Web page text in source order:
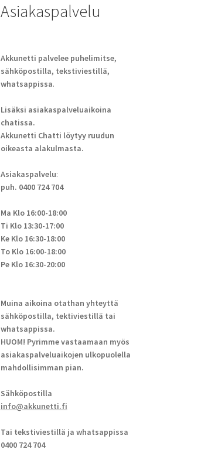
Asiakaspalvelu
Akkunetti palvelee puhelimitse,
sähköpostilla, tekstiviestillä,
whatsappissa.
Lisäksi asiakaspalveluaikoina
chatissa.
Akkunetti Chatti löytyy ruudun
oikeasta alakulmasta.
Asiakaspalvelu:
puh. 0400 724 704
Ma Klo 16:00-18:00
Ti Klo 13:30-17:00
Ke Klo 16:30-18:00
To Klo 16:00-18:00
Pe Klo 16:30-20:00
Muina aikoina otathan yhteyttä
sähköpostilla, tektiviestillä tai
whatsappissa.
HUOM! Pyrimme vastaamaan myös
asiakaspalveluaikojen ulkopuolella
mahdollisimman pian.
Sähköpostilla
info@akkunetti.fi
Tai tekstiviestillä ja whatsappissa
0400 724 704